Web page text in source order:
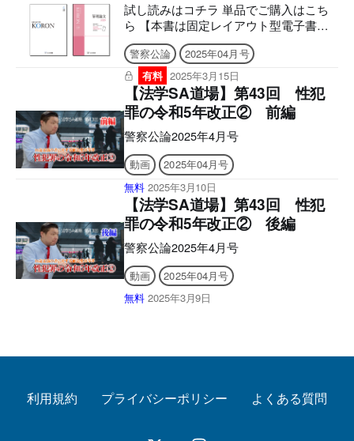
試し読みはコチラ 単品でご購入はこち
ら 【本書は固定レイアウト型電子書籍
のため、7インチ以上の端末でのご利用
を推奨しております。文字のハイライ
ト・検索・辞書・コピー・引用・音声読
み上げなどの機能はご利用いただけませ
ん。ご購入前に、無料サンプル等をお使
いの端末でご確認のうえ、ご購入くださ
い。】 ■電子版のシリアルナンバーの発
行について アプリへの問題のダウンロ
ードには購読者特典のシリアルナンバー
が必要になります。 ご購入後、誌面に
記載の案内をご確認の上、シリアルナン
バー発行のご申請をお願いいたします。
後日、立花書房よりメールでお送りいた
します。 ［シリアルナンバー有効期
限］ アプリ「KEISATSU KORON
PASSPORT」2026年3月9日 まで 警察公
論電子版「KEISATSU KORON図書館」
せんので、あらかじめご了承ください。
法定速度30k
警察公論
2025年04月号
有料 2025年3月15日
【法学SA道場】第43回 性犯
罪の令和5年改正② 前編
警察公論2025年4月号
動画
2025年04月号
無料 2025年3月10日
【法学SA道場】第43回 性犯
罪の令和5年改正② 後編
警察公論2025年4月号
動画
2025年04月号
無料 2025年3月9日
利用規約 プライバシーポリシー よくある質問